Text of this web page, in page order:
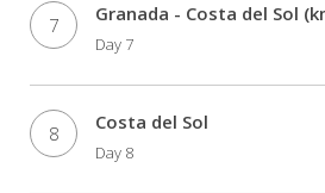
7 Granada - Costa del Sol
Day 7
8 Costa del Sol
Day 8